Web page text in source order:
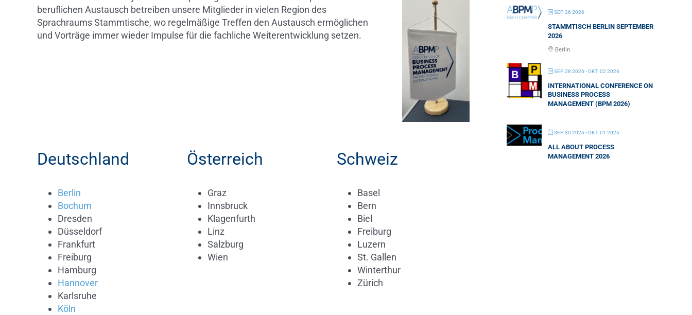
beruflichen Austausch betreiben unsere Mitglieder in vielen Region des
Sprachraums Stammtische, wo regelmäßige Treffen den Austausch ermöglichen
und Vorträge immer wieder Impulse für die fachliche Weiterentwicklung setzen.
Deutschland
Berlin
Bochum
Dresden
Düsseldorf
Frankfurt
Freiburg
Hamburg
Hannover
Karlsruhe
Köln
Österreich
Graz
Innsbruck
Klagenfurth
Linz
Salzburg
Wien
Schweiz
Basel
Bern
Biel
Freiburg
Luzern
St. Gallen
Winterthur
Zürich
SEP. 26 2026
STAMMTISCH BERLIN SEPTEMBER
2026
Berlin
SEP. 28 2026 - OKT. 02 2026
INTERNATIONAL CONFERENCE ON
BUSINESS PROCESS
MANAGEMENT (BPM 2026)
SEP. 30 2026 - OKT. 01 2026
ALL ABOUT PROCESS
MANAGEMENT 2026